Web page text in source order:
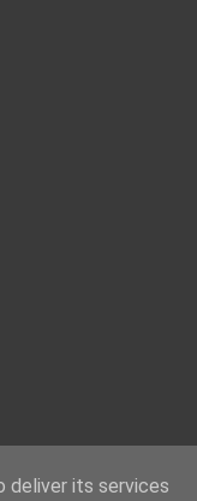
deliver its services